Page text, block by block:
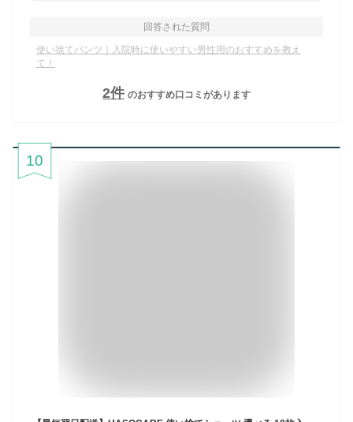
回答された質問
使い捨てパンツ｜入院時に使いやすい男性用のおすすめを教え
て！
2件 のおすすめ口コミがあります
10